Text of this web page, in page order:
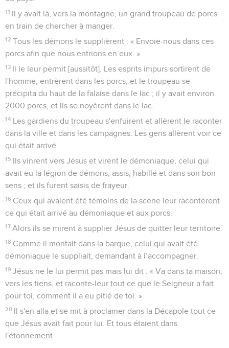
11 Il y avait là, vers la montagne, un grand troupeau de porcs
en train de chercher à manger.
12 Tous les démons le supplièrent : « Envoie-nous dans ces
porcs afin que nous entrions en eux. »
13 Il le leur permit [aussitôt]. Les esprits impurs sortirent de
l'homme, entrèrent dans les porcs, et le troupeau se
précipita du haut de la falaise dans le lac ; il y avait environ
2000 porcs, et ils se noyèrent dans le lac.
14 Les gardiens du troupeau s'enfuirent et allèrent le raconter
dans la ville et dans les campagnes. Les gens allèrent voir ce
qui était arrivé.
15 Ils vinrent vers Jésus et virent le démoniaque, celui qui
avait eu la légion de démons, assis, habillé et dans son bon
sens ; et ils furent saisis de frayeur.
16 Ceux qui avaient été témoins de la scène leur racontèrent
ce qui était arrivé au démoniaque et aux porcs.
17 Alors ils se mirent à supplier Jésus de quitter leur territoire.
18 Comme il montait dans la barque, celui qui avait été
démoniaque le suppliait, demandant à l’accompagner.
19 Jésus ne le lui permit pas mais lui dit : « Va dans ta maison,
vers les tiens, et raconte-leur tout ce que le Seigneur a fait
pour toi, comment il a eu pitié de toi. »
20 Il s'en alla et se mit à proclamer dans la Décapole tout ce
que Jésus avait fait pour lui. Et tous étaient dans
l'étonnement.